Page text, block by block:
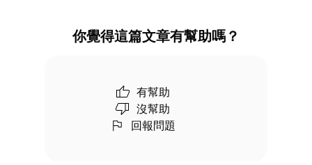
你覺得這篇文章有幫助嗎？
有幫助
沒幫助
回報問題